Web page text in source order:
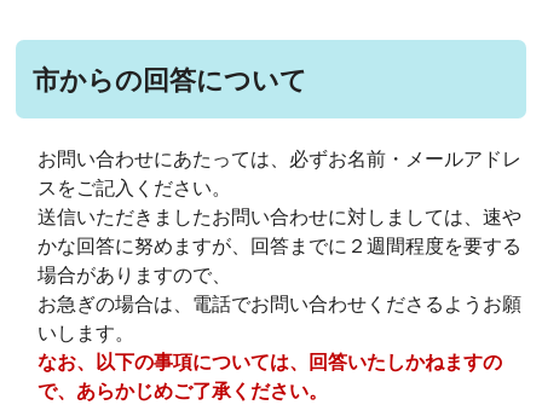
市からの回答について
お問い合わせにあたっては、必ずお名前・メールアドレ
スをご記入ください。
送信いただきましたお問い合わせに対しましては、速や
かな回答に努めますが、回答までに２週間程度を要する
場合がありますので、
お急ぎの場合は、電話でお問い合わせくださるようお願
いします。
なお、以下の事項については、回答いたしかねますの
で、あらかじめご了承ください。